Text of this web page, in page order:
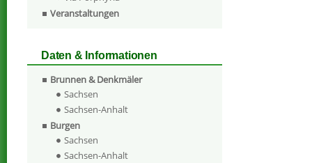
Veranstaltungen
Daten & Informationen
Brunnen & Denkmäler
Sachsen
Sachsen-Anhalt
Burgen
Sachsen
Sachsen-Anhalt